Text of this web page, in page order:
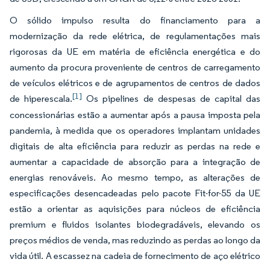
O sólido impulso resulta do financiamento para a
modernização da rede elétrica, de regulamentações mais
rigorosas da UE em matéria de eficiência energética e do
aumento da procura proveniente de centros de carregamento
de veículos elétricos e de agrupamentos de centros de dados
de hiperescala.[1] Os pipelines de despesas de capital das
concessionárias estão a aumentar após a pausa imposta pela
pandemia, à medida que os operadores implantam unidades
digitais de alta eficiência para reduzir as perdas na rede e
aumentar a capacidade de absorção para a integração de
energias renováveis. Ao mesmo tempo, as alterações de
especificações desencadeadas pelo pacote Fit-for-55 da UE
estão a orientar as aquisições para núcleos de eficiência
premium e fluidos isolantes biodegradáveis, elevando os
preços médios de venda, mas reduzindo as perdas ao longo da
vida útil. A escassez na cadeia de fornecimento de aço elétrico